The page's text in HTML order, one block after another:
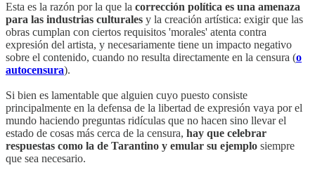
Esta es la razón por la que la corrección política es una amenaza
para las industrias culturales y la creación artística: exigir que las
obras cumplan con ciertos requisitos 'morales' atenta contra
expresión del artista, y necesariamente tiene un impacto negativo
sobre el contenido, cuando no resulta directamente en la censura (o
autocensura).
Si bien es lamentable que alguien cuyo puesto consiste
principalmente en la defensa de la libertad de expresión vaya por el
mundo haciendo preguntas ridículas que no hacen sino llevar el
estado de cosas más cerca de la censura, hay que celebrar
respuestas como la de Tarantino y emular su ejemplo siempre
que sea necesario.